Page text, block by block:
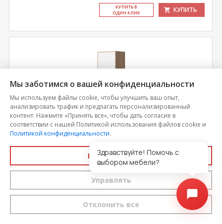
КУ­ПИТЬ В
ОДИН КЛИК
КУПИТЬ
Шкаф для одежды Энтер
Мы заботимся о вашей конфиденциальности
Мы используем файлы cookie, чтобы улучшить ваш опыт,
анализировать трафик и предлагать персонализированный
контент. Нажмите «Принять все», чтобы дать согласие в
соответствии с нашей Политикой использования файлов cookie и
Политикой конфиденциальности.
Принять все
Управлять
Отклонить все
Здравствуйте! Помочь с
выбором мебели?